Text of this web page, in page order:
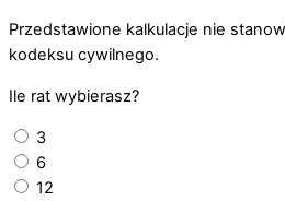
Przedstawione kalkulacje nie
kodeksu cywilnego.
Ile rat wybierasz?
3
6
12